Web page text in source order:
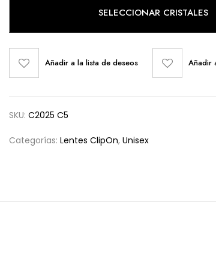
SELECCIONAR CRISTALES
Añadir a la lista de deseos Añadir
SKU:C2025 C5
Categorías:Lentes ClipOn,Unisex